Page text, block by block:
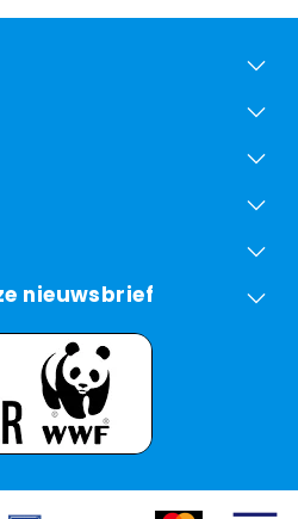
nieuwsbrief